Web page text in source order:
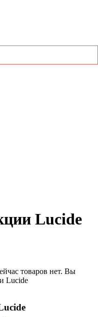
Lucide
товаров нет. Вы
Lucide